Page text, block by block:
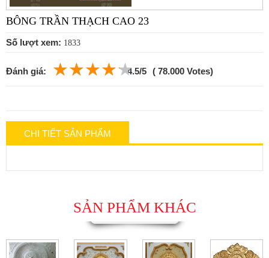
BÔNG TRẦN THẠCH CAO 23
Số lượt xem: 1833
Đánh giá: 4.5/5 ( 78.000 Votes)
CHI TIẾT SẢN PHẨM
SẢN PHẨM KHÁC